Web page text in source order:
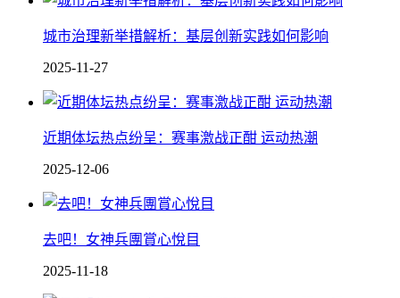
城市治理新举措解析：基层创新实践如何影响
2025-11-27
近期体坛热点纷呈：赛事激战正酣 运动热潮
2025-12-06
去吧！女神兵團賞心悅目
2025-11-18